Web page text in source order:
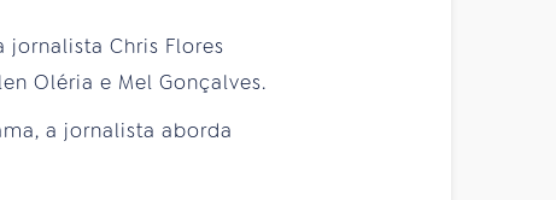
Chris Flores
Oléria e Mel Gonçalves.
a jornalista aborda